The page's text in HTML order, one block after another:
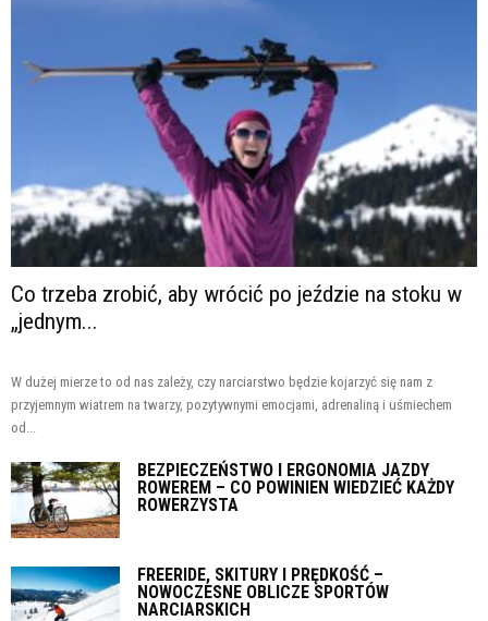
Co trzeba zrobić, aby wrócić po jeździe na stoku w
„jednym...
W dużej mierze to od nas zależy, czy narciarstwo będzie kojarzyć się nam z
przyjemnym wiatrem na twarzy, pozytywnymi emocjami, adrenaliną i uśmiechem
od...
BEZPIECZEŃSTWO I ERGONOMIA JAZDY
ROWEREM – CO POWINIEN WIEDZIEĆ KAŻDY
ROWERZYSTA
FREERIDE, SKITURY I PRĘDKOŚĆ –
NOWOCZESNE OBLICZE SPORTÓW
NARCIARSKICH